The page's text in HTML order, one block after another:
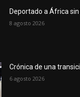
Deportado a África
8 agosto 2026
Crónica de una
6 agosto 2026